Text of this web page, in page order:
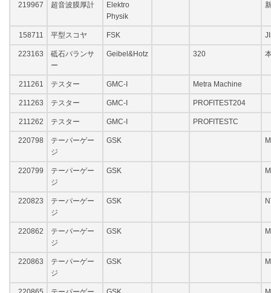
219967 超音波膜厚計
Elektro
Physik
158711 平型スコヤ FSK
223163
砥石バランサ
ー
Geibel&Hotz 320
211261 テスター GMC-I Metra Machine
211263 テスター GMC-I PROFITEST204
211262 テスター GMC-I PROFITESTC
220798
テーパーゲー
ジ
GSK
220799
テーパーゲー
ジ
GSK
220823
テーパーゲー
ジ
GSK
220862
テーパーゲー
ジ
GSK
220863
テーパーゲー
ジ
GSK